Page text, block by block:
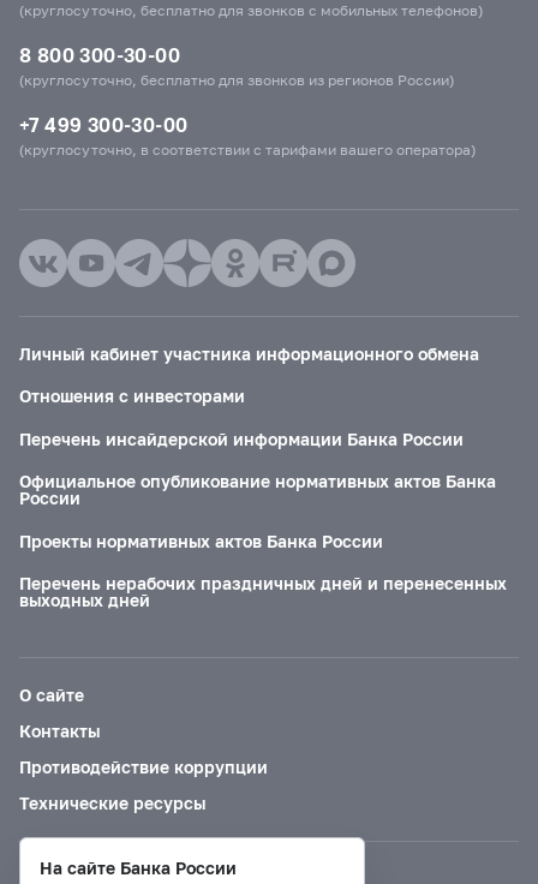
(круглосуточно, бесплатно для звонков с мобильных телефонов)
8 800 300-30-00
(круглосуточно, бесплатно для звонков из регионов России)
+7 499 300-30-00
(круглосуточно, в соответствии с тарифами вашего оператора)
Личный кабинет участника информационного обмена
Отношения с инвесторами
Перечень инсайдерской информации Банка России
Официальное опубликование нормативных актов Банка
России
Проекты нормативных актов Банка России
Перечень нерабочих праздничных дней и перенесенных
выходных дней
О сайте
Контакты
Противодействие коррупции
Технические ресурсы
На сайте Банка России